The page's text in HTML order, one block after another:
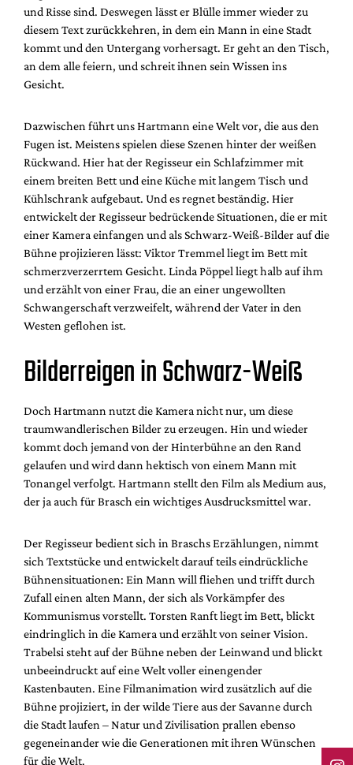
und Risse sind. Deswegen lässt er Blülle immer wieder zu
diesem Text zurückkehren, in dem ein Mann in eine Stadt
kommt und den Untergang vorhersagt. Er geht an den Tisch,
an dem alle feiern, und schreit ihnen sein Wissen ins
Gesicht.
Dazwischen führt uns Hartmann eine Welt vor, die aus den
Fugen ist. Meistens spielen diese Szenen hinter der weißen
Rückwand. Hier hat der Regisseur ein Schlafzimmer mit
einem breiten Bett und eine Küche mit langem Tisch und
Kühlschrank aufgebaut. Und es regnet beständig. Hier
entwickelt der Regisseur bedrückende Situationen, die er mit
einer Kamera einfangen und als Schwarz-Weiß-Bilder auf die
Bühne projizieren lässt: Viktor Tremmel liegt im Bett mit
schmerzverzerrtem Gesicht. Linda Pöppel liegt halb auf ihm
und erzählt von einer Frau, die an einer ungewollten
Schwangerschaft verzweifelt, während der Vater in den
Westen geflohen ist.
Bilderreigen in Schwarz-Weiß
Doch Hartmann nutzt die Kamera nicht nur, um diese
traumwandlerischen Bilder zu erzeugen. Hin und wieder
kommt doch jemand von der Hinterbühne an den Rand
gelaufen und wird dann hektisch von einem Mann mit
Tonangel verfolgt. Hartmann stellt den Film als Medium aus,
der ja auch für Brasch ein wichtiges Ausdrucksmittel war.
Der Regisseur bedient sich in Braschs Erzählungen, nimmt
sich Textstücke und entwickelt darauf teils eindrückliche
Bühnensituationen: Ein Mann will fliehen und trifft durch
Zufall einen alten Mann, der sich als Vorkämpfer des
Kommunismus vorstellt. Torsten Ranft liegt im Bett, blickt
eindringlich in die Kamera und erzählt von seiner Vision.
Trabelsi steht auf der Bühne neben der Leinwand und blickt
unbeeindruckt auf eine Welt voller einengender
Kastenbauten. Eine Filmanimation wird zusätzlich auf die
Bühne projiziert, in der wilde Tiere aus der Savanne durch
die Stadt laufen – Natur und Zivilisation prallen ebenso
gegeneinander wie die Generationen mit ihren Wünschen
für die Welt.